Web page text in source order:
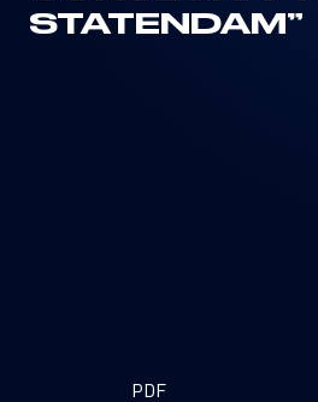
STATENDAM”
PDF